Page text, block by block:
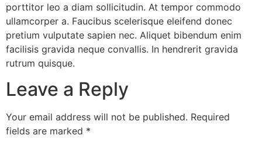
porttitor leo a diam sollicitudin. At tempor commodo
ullamcorper a. Faucibus scelerisque eleifend donec
pretium vulputate sapien nec. Aliquet bibendum enim
facilisis gravida neque convallis. In hendrerit gravida
rutrum quisque.
Leave a Reply
Your email address will not be published. Required
fields are marked *